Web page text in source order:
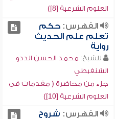
العلوم الشرعية [8])
الفهرس:حكم
تعلم علم الحديث
رواية
للشيخ: محمد الحسن الددو
الشنقيطي
جزء من محاضرة ( مقدمات في
العلوم الشرعية [10])
الفهرس: شروح